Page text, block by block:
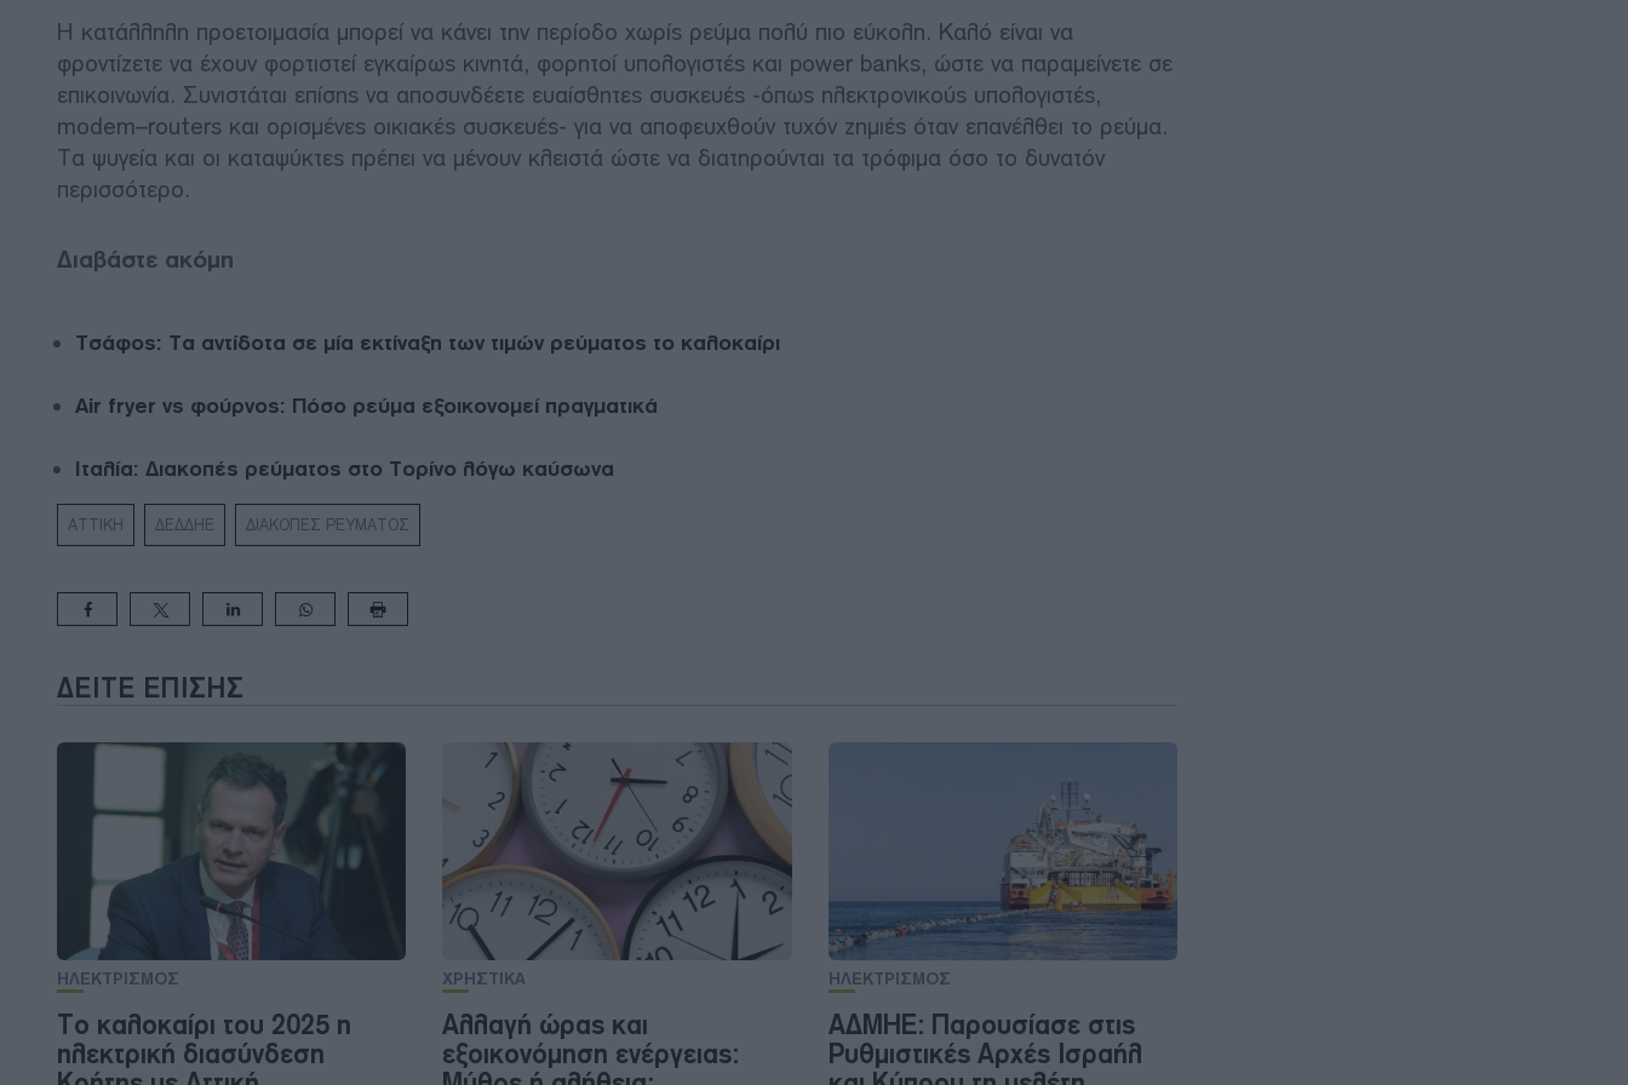
Η κατάλληλη προετοιμασία μπορεί να κάνει την περίοδο χωρίς ρεύμα πολύ πιο εύκολη. Καλό είναι να
φροντίζετε να έχουν φορτιστεί εγκαίρως κινητά, φορητοί υπολογιστές και power banks, ώστε να παραμείνετε σε
επικοινωνία. Συνιστάται επίσης να αποσυνδέετε ευαίσθητες συσκευές -όπως ηλεκτρονικούς υπολογιστές,
modem–routers και ορισμένες οικιακές συσκευές- για να αποφευχθούν τυχόν ζημιές όταν επανέλθει το ρεύμα.
Τα ψυγεία και οι καταψύκτες πρέπει να μένουν κλειστά ώστε να διατηρούνται τα τρόφιμα όσο το δυνατόν
περισσότερο.
Διαβάστε ακόμη
Τσάφος: Τα αντίδοτα σε μία εκτίναξη των τιμών ρεύματος το καλοκαίρι
Air fryer vs φούρνος: Πόσο ρεύμα εξοικονομεί πραγματικά
Ιταλία: Διακοπές ρεύματος στο Τορίνο λόγω καύσωνα
ΑΤΤΙΚΗ ΔΕΔΔΗΕ ΔΙΑΚΟΠΕΣ ΡΕΥΜΑΤΟΣ
ΔΕΊΤΕ ΕΠΊΣΗΣ
ΗΛΕΚΤΡΙΣΜΟΣ
Το καλοκαίρι του 2025 η
ηλεκτρική διασύνδεση
ΧΡΗΣΤΙΚΑ
Αλλαγή ώρας και
εξοικονόμηση ενέργειας:
ΗΛΕΚΤΡΙΣΜΟΣ
ΑΔΜΗΕ: Παρουσίασε στις
Ρυθμιστικές Αρχές Ισραήλ